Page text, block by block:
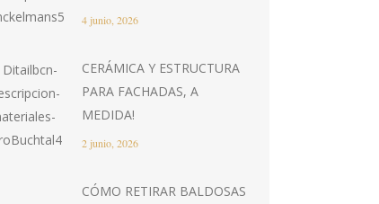
4 junio, 2026
CERÁMICA Y ESTRUCTURA
PARA FACHADAS, A
MEDIDA!
2 junio, 2026
CÓMO RETIRAR BALDOSAS